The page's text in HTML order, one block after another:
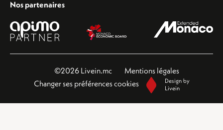
Nos partenaires
©2026 Livein.mc
Mentions légales
Changer ses préférences cookies
Design by
Livein